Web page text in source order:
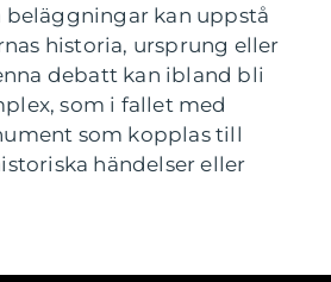
beläggningar kan uppstå
historia, ursprung eller
debatt kan ibland bli
som i fallet med
som kopplas till
händelser eller